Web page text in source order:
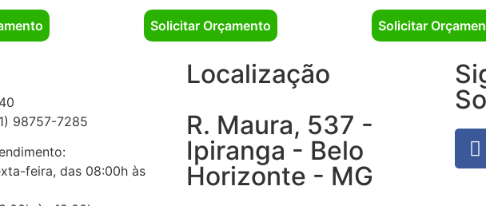
Solicitar Orçamento Solicitar
98757-7285
feira, das 08:00h às
Localização
R. Maura, 537 -
Ipiranga - Belo
Horizonte - MG